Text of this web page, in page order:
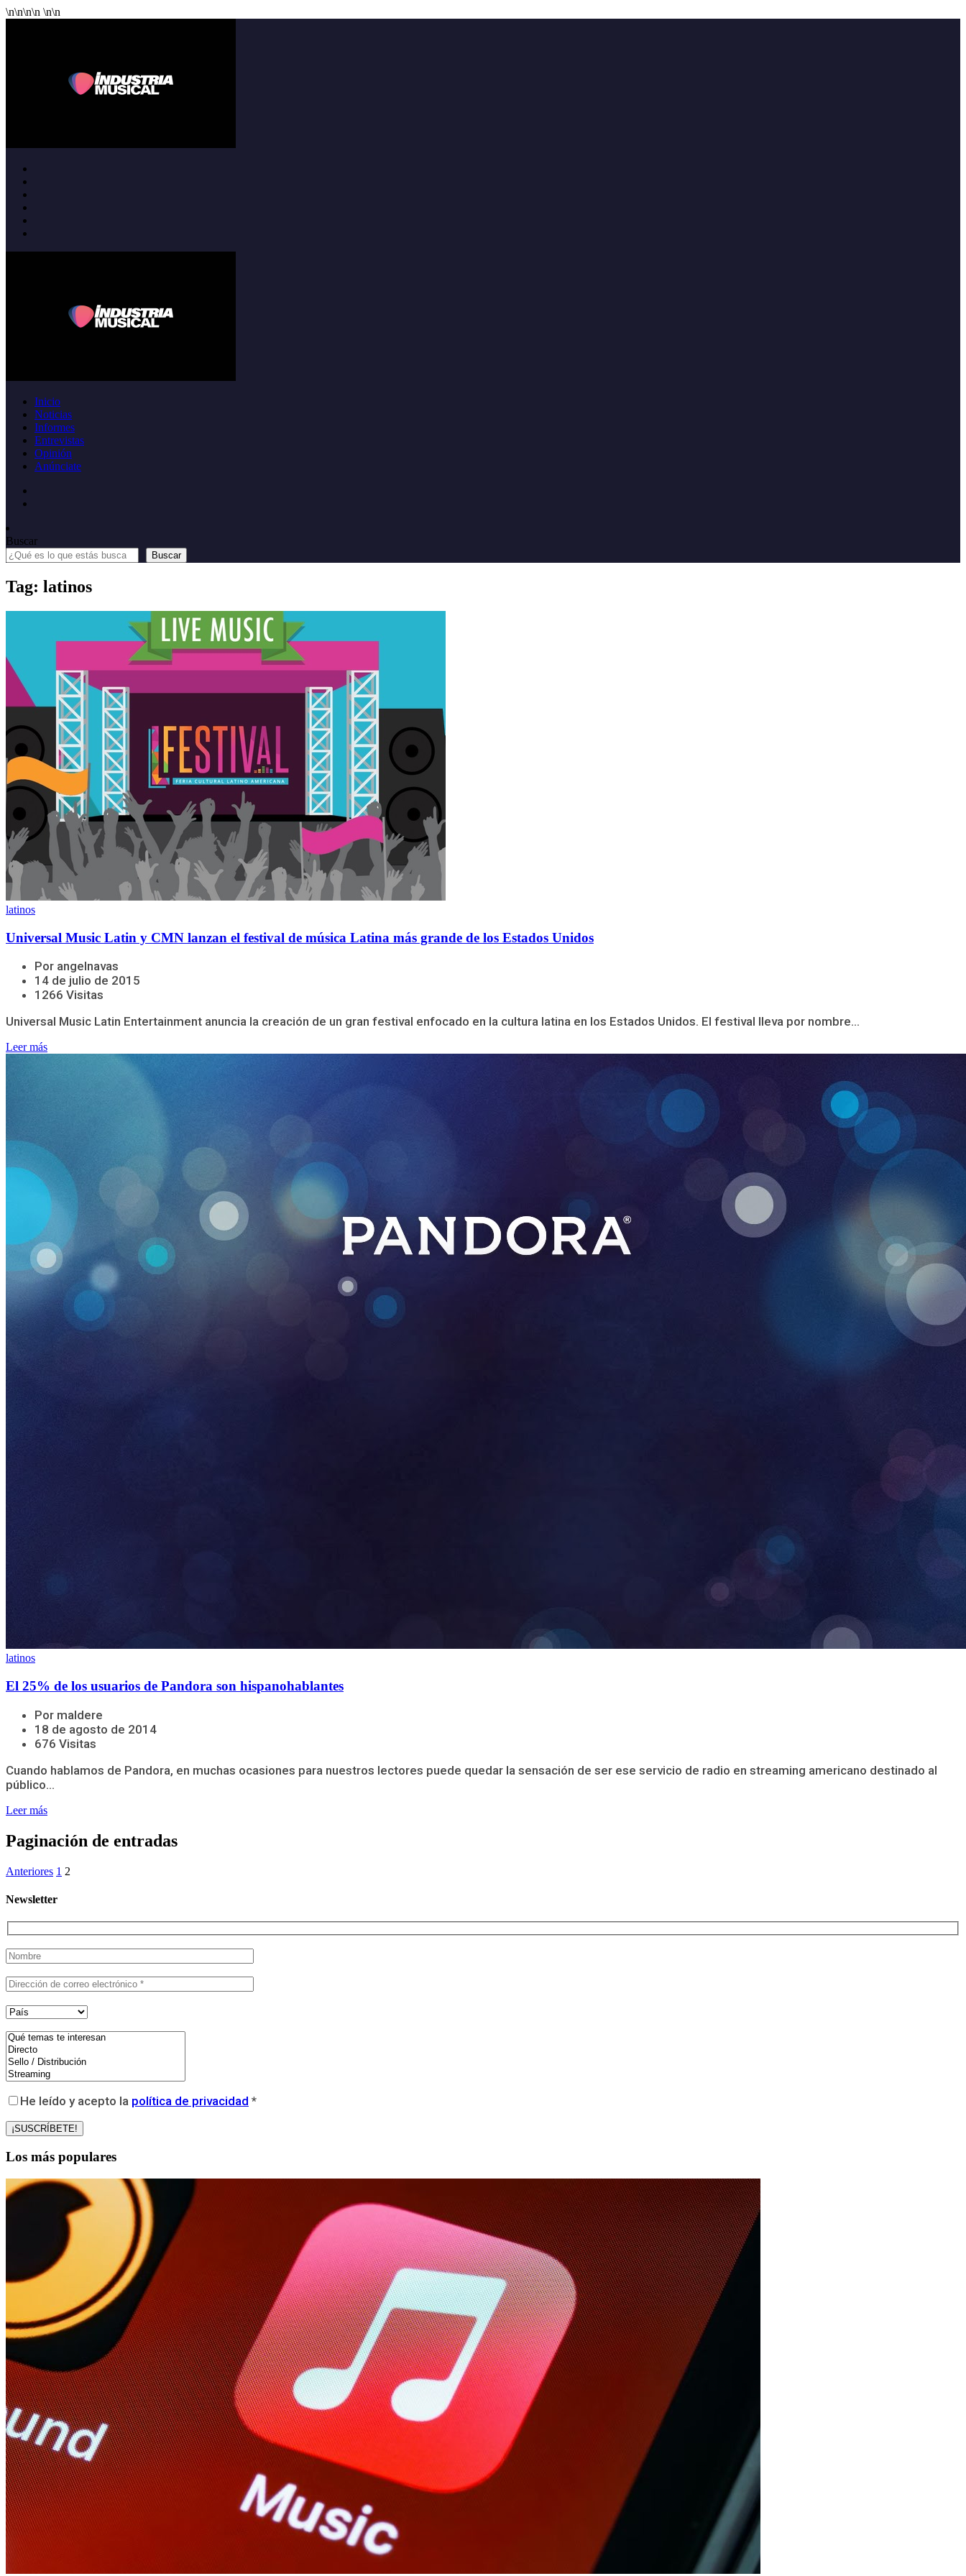
\n\n\n\n \n\n
Inicio
Noticias
Informes
Entrevistas
Opinión
Anúnciate
Buscar
Buscar
Tag: latinos
latinos
Universal Music Latin y CMN lanzan el festival de música Latina más grande de los Estados Unidos
Por angelnavas
14 de julio de 2015
1266 Visitas
Universal Music Latin Entertainment anuncia la creación de un gran festival enfocado en la cultura latina en los Estados Unidos. El festival lleva por nombre...
Leer más
latinos
El 25% de los usuarios de Pandora son hispanohablantes
Por maldere
18 de agosto de 2014
676 Visitas
Cuando hablamos de Pandora, en muchas ocasiones para nuestros lectores puede quedar la sensación de ser ese servicio de radio en streaming americano destinado al
público...
Leer más
Paginación de entradas
Anteriores 1 2
Newsletter
He leído y acepto la política de privacidad *
Los más populares